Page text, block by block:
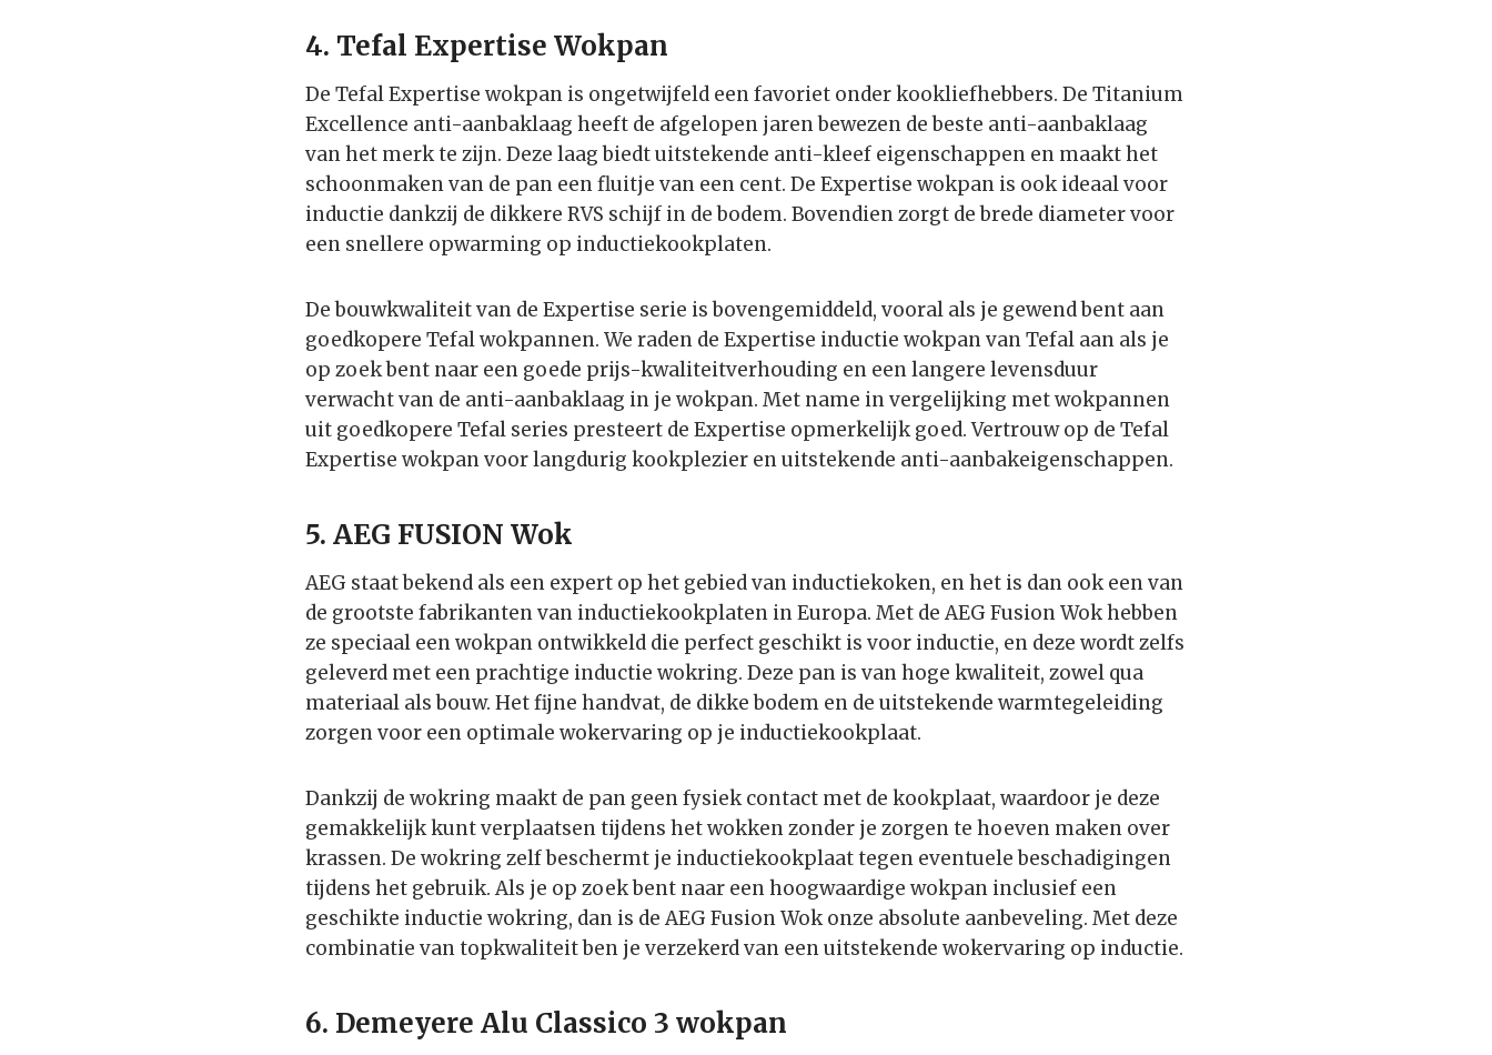
4. Tefal Expertise Wokpan
De Tefal Expertise wokpan is ongetwijfeld een favoriet onder kookliefhebbers. De Titanium
Excellence anti-aanbaklaag heeft de afgelopen jaren bewezen de beste anti-aanbaklaag
van het merk te zijn. Deze laag biedt uitstekende anti-kleef eigenschappen en maakt het
schoonmaken van de pan een fluitje van een cent. De Expertise wokpan is ook ideaal voor
inductie dankzij de dikkere RVS schijf in de bodem. Bovendien zorgt de brede diameter voor
een snellere opwarming op inductiekookplaten.
De bouwkwaliteit van de Expertise serie is bovengemiddeld, vooral als je gewend bent aan
goedkopere Tefal wokpannen. We raden de Expertise inductie wokpan van Tefal aan als je
op zoek bent naar een goede prijs-kwaliteitverhouding en een langere levensduur
verwacht van de anti-aanbaklaag in je wokpan. Met name in vergelijking met wokpannen
uit goedkopere Tefal series presteert de Expertise opmerkelijk goed. Vertrouw op de Tefal
Expertise wokpan voor langdurig kookplezier en uitstekende anti-aanbakeigenschappen.
5. AEG FUSION Wok
AEG staat bekend als een expert op het gebied van inductiekoken, en het is dan ook een van
de grootste fabrikanten van inductiekookplaten in Europa. Met de AEG Fusion Wok hebben
ze speciaal een wokpan ontwikkeld die perfect geschikt is voor inductie, en deze wordt zelfs
geleverd met een prachtige inductie wokring. Deze pan is van hoge kwaliteit, zowel qua
materiaal als bouw. Het fijne handvat, de dikke bodem en de uitstekende warmtegeleiding
zorgen voor een optimale wokervaring op je inductiekookplaat.
Dankzij de wokring maakt de pan geen fysiek contact met de kookplaat, waardoor je deze
gemakkelijk kunt verplaatsen tijdens het wokken zonder je zorgen te hoeven maken over
krassen. De wokring zelf beschermt je inductiekookplaat tegen eventuele beschadigingen
tijdens het gebruik. Als je op zoek bent naar een hoogwaardige wokpan inclusief een
geschikte inductie wokring, dan is de AEG Fusion Wok onze absolute aanbeveling. Met deze
combinatie van topkwaliteit ben je verzekerd van een uitstekende wokervaring op inductie.
6. Demeyere Alu Classico 3 wokpan